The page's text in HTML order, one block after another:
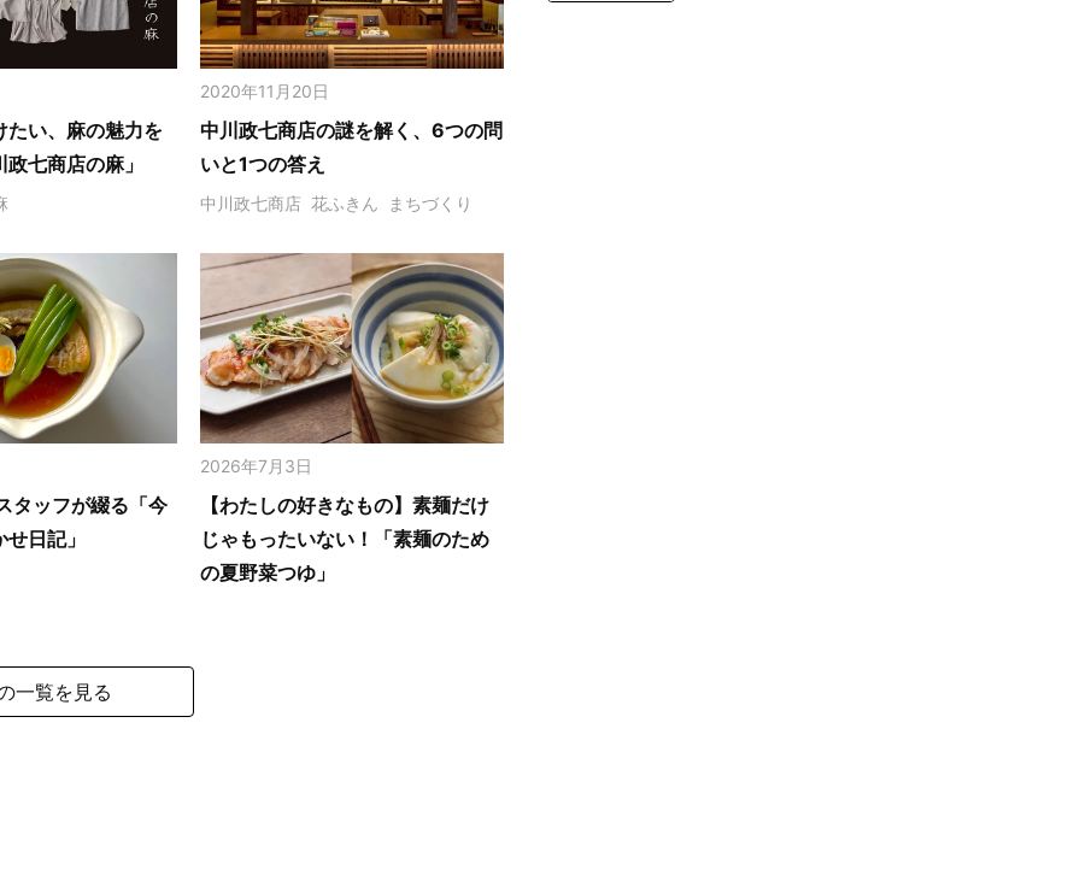
たい、麻の魅力を
七商店の麻」
2020年11月20日
中川政七商店の謎を解く、6つの問
いと1つの答え
中川政七商店 花ふきん まちづくり
タッフが綴る「今
日記」
2026年7月3日
【わたしの好きなもの】素麺だけ
じゃもったいない！「素麺のため
の夏野菜つゆ」
一覧を見る